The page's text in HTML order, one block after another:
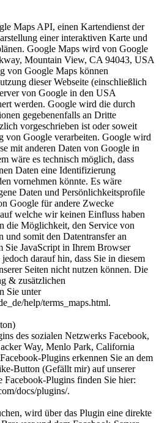
Maps API, einen Kartendienst der
einer interaktiven Karte und
Google Maps wird von Google
Mountain View, CA 94043, USA
von Google Maps können
dieser Webseite (einschließlich
von Google in den USA
werden. Google wird die durch
gegebenenfalls an Dritte
vorgeschrieben ist oder soweit
von Google verarbeiten. Google wird
mit anderen Daten von Google in
wäre es technisch möglich, dass
Daten eine Identifizierung
vornehmen könnte. Es wäre
Daten und Persönlichkeitsprofile
Google für andere Zwecke
welche wir keinen Einfluss haben
die Möglichkeit, den Service von
und somit den Datentransfer an
Sie JavaScript in Ihrem Browser
darauf hin, dass Sie in diesem
Seiten nicht nutzen können. Die
& zusätzlichen
Sie unter
help/terms_maps.html.
des sozialen Netzwerks Facebook,
Way, Menlo Park, California
Plugins erkennen Sie an dem
Button (Gefällt mir) auf unserer
Facebook-Plugins finden Sie hier:
docs/plugins/.
wird über das Plugin eine direkte